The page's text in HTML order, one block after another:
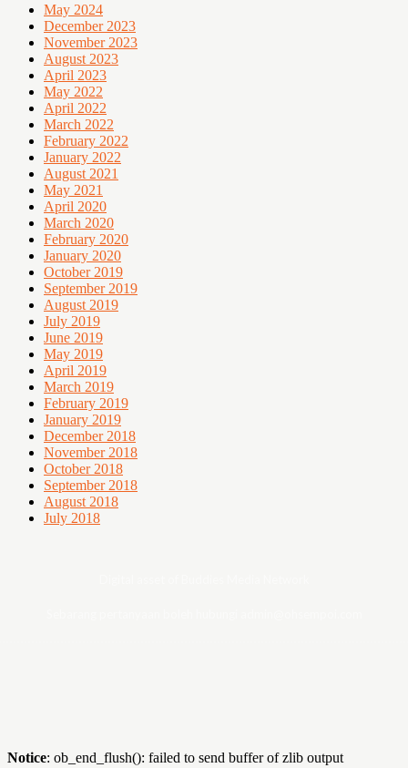
May 2024
December 2023
November 2023
August 2023
April 2023
May 2022
April 2022
March 2022
February 2022
January 2022
August 2021
May 2021
April 2020
March 2020
February 2020
January 2020
October 2019
September 2019
August 2019
July 2019
June 2019
May 2019
April 2019
March 2019
February 2019
January 2019
December 2018
November 2018
October 2018
September 2018
August 2018
July 2018
Notice: ob_end_flush(): failed to send buffer of zlib output